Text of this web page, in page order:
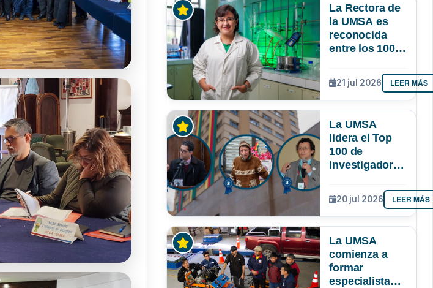
y lideren
La Rectora de
la UMSA es
reconocida
entre los 100
destacados de
Bolivia
21 jul 2026 LEER MÁS
La UMSA
lidera el Top
100 de
investigadores
científico de
Bolivia
20 jul 2026 LEER MÁS
La UMSA
comienza a
formar
especialistas